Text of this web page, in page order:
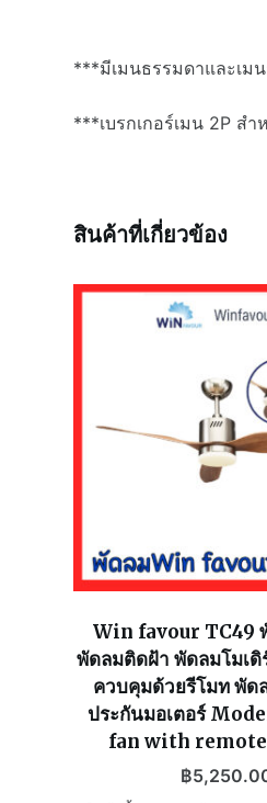
***มีเมนธรรมดาและเม
***เบรกเกอร์เมน 2P ส
สินค้าที่เกี่ยวข้อง
Win favour TC49
พัดลมติดฝ้า พัดลมโมเ
ควบคุมด้วยรีโมท พัด
ประกันมอเตอร์
fan with
฿